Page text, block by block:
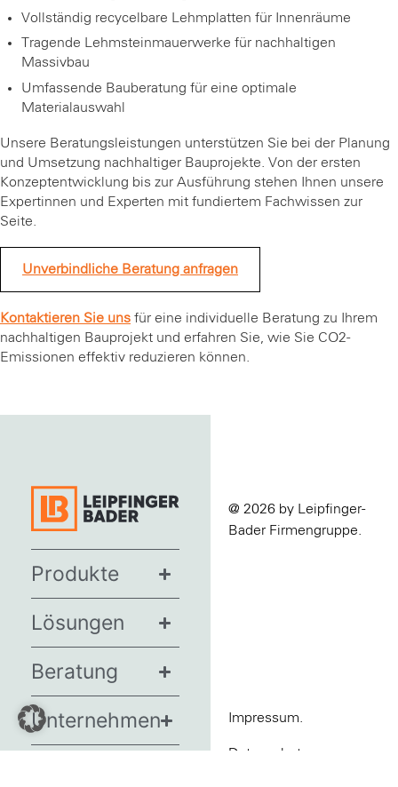
Vollständig recycelbare Lehmplatten für Innenräume
Tragende Lehmsteinmauerwerke für nachhaltigen
Massivbau
Umfassende Bauberatung für eine optimale
Materialauswahl
Unsere Beratungsleistungen unterstützen Sie bei der Planung
und Umsetzung nachhaltiger Bauprojekte. Von der ersten
Konzeptentwicklung bis zur Ausführung stehen Ihnen unsere
Expertinnen und Experten mit fundiertem Fachwissen zur
Seite.
Unverbindliche Beratung anfragen
Kontaktieren Sie uns für eine individuelle Beratung zu Ihrem
nachhaltigen Bauprojekt und erfahren Sie, wie Sie CO2-
Emissionen effektiv reduzieren können.
Produkte
Lösungen
Beratung
Unternehmen
@ 2026 by Leipfinger-
Bader Firmengruppe.
Impressum.
Datenschutz.